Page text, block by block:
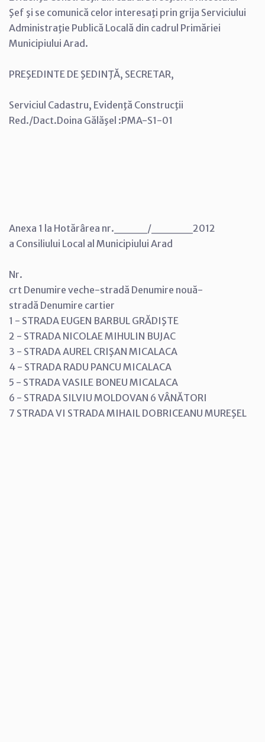
Şef şi se comunică celor interesaţi prin grija Serviciului
Administraţie Publică Locală din cadrul Primăriei
Municipiului Arad.
PREŞEDINTE DE ŞEDINŢĂ, SECRETAR,
Serviciul Cadastru, Evidenţă Construcţii
Red./Dact.Doina Gălăşel :PMA-S1-01
Anexa 1 la Hotărârea nr.____/_____2012
a Consiliului Local al Municipiului Arad
Nr.
crt Denumire veche-stradă Denumire nouă-
stradă Denumire cartier
1 - STRADA EUGEN BARBUL GRĂDIŞTE
2 - STRADA NICOLAE MIHULIN BUJAC
3 - STRADA AUREL CRIŞAN MICALACA
4 - STRADA RADU PANCU MICALACA
5 - STRADA VASILE BONEU MICALACA
6 - STRADA SILVIU MOLDOVAN 6 VÂNĂTORI
7 STRADA VI STRADA MIHAIL DOBRICEANU MUREŞEL